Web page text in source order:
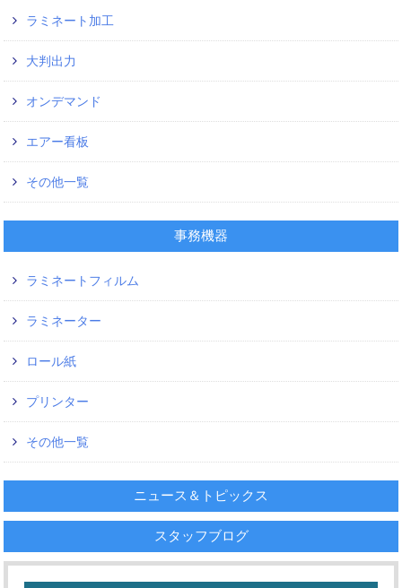
ラミネート加工
大判出力
オンデマンド
エアー看板
その他一覧
事務機器
ラミネートフィルム
ラミネーター
ロール紙
プリンター
その他一覧
ニュース＆トピックス
スタッフブログ